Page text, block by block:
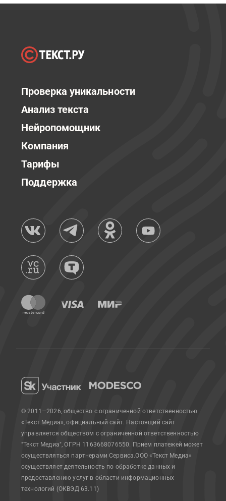
Проверка уникальности
Анализ текста
Нейропомощник
Компания
Тарифы
Поддержка
© 2011—2026, общество с ограниченной ответственностью
«Текст Медиа», официальный сайт. Настоящий сайт
управляется обществом с ограниченной ответственностью
"Текст Медиа", ОГРН 1163668076550. Прием платежей может
осуществляться партнерами Сервиса.ООО «Текст Медиа»
осуществляет деятельность по обработке данных и
предоставлению услуг в области информационных
технологий (ОКВЭД 63.11)